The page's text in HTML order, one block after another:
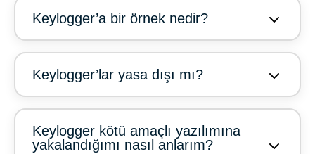
Keylogger’a bir örnek nedir?
Keylogger’lar yasa dışı mı?
Keylogger kötü amaçlı yazılımına
yakalandığımı nasıl anlarım?